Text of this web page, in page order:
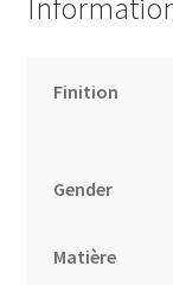
Finition
Gender
Matière